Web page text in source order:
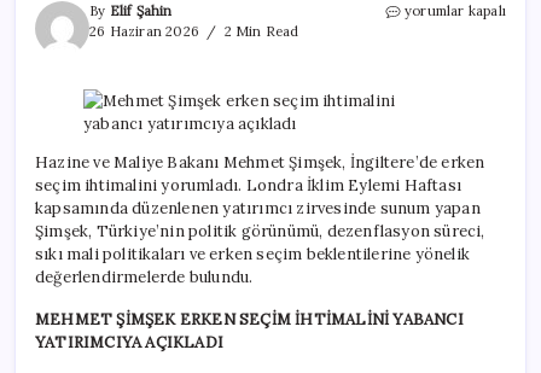
By Elif Şahin
26 Haziran 2026
2 Min Read
Mehmet
açıkladı
yorumlar kapalı
Hazine ve Maliye Bakanı Mehmet Şimşek, İngiltere’de erken
seçim ihtimalini yorumladı. Londra İklim Eylemi Haftası
kapsamında düzenlenen yatırımcı zirvesinde sunum yapan
Şimşek, Türkiye’nin politik görünümü, dezenflasyon süreci,
sıkı mali politikaları ve erken seçim beklentilerine yönelik
değerlendirmelerde bulundu.
MEHMET ŞİMŞEK ERKEN SEÇİM İHTİMALİNİ YABANCI
YATIRIMCIYA AÇIKLADI